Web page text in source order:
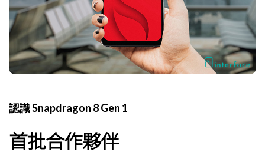
認識 Snapdragon 8 Gen 1
首批合作夥伴